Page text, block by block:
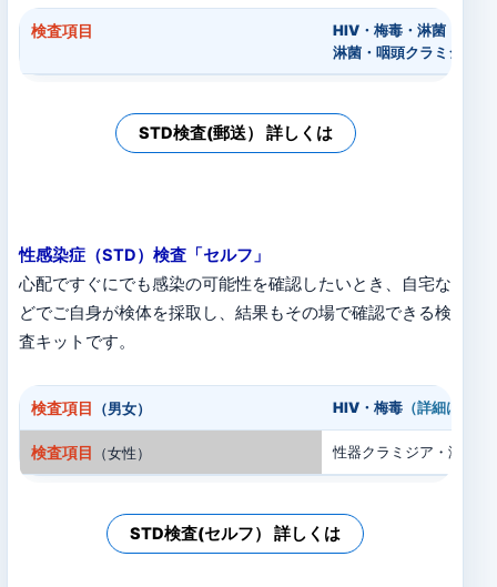
検査項目
HIV・梅毒・淋菌・トリ
淋菌・咽頭クラミジア
STD検査(郵送） 詳しくは
性感染症（STD）検査「セルフ」
心配ですぐにでも感染の可能性を確認したいとき、自宅な
どでご自身が検体を採取し、結果もその場で確認できる検
査キットです。
検査項目 （男女） HIV・梅毒 （詳細は）
検査項目 （女性） 性器クラミジア・淋病
STD検査(セルフ） 詳しくは